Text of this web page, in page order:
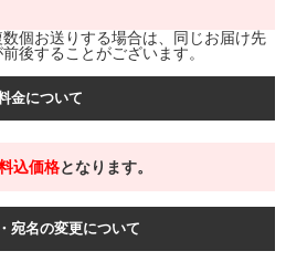
個お送りする場合は、同じお届け先
後することがございます。
金について
込価格となります。
宛名の変更について